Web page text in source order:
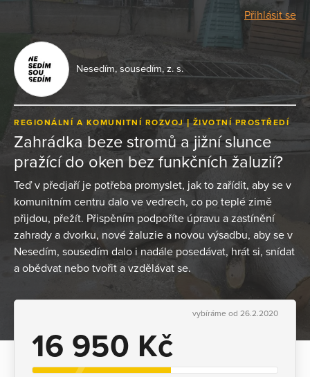
Přihlásit se
Nesedím, sousedím, z. s.
REGIONÁLNÍ A KOMUNITNÍ ROZVOJ ŽIVOTNÍ PROSTŘEDÍ
Zahrádka beze stromů a jižní slunce
pražící do oken bez funkčních žaluzií?
Teď v předjaří je potřeba promyslet, jak to zařídit, aby se v
komunitním centru dalo ve vedrech, co po teplé zimě
přijdou, přežít. Přispěním podpoříte úpravu a zastínění
zahrady a dvorku, nové žaluzie a novou výsadbu, aby se v
Nesedím, sousedím dalo i nadále posedávat, hrát si, snídat
a obědvat nebo tvořit a vzdělávat se.
vybíráme od 26.2.2020
16 950 Kč